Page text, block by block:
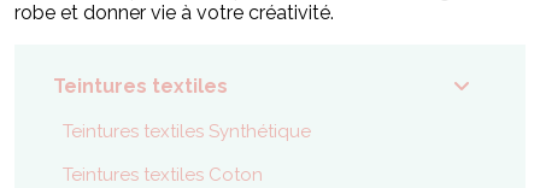
robe et donner vie à votre créativité.
Teintures textiles
Teintures textiles Synthétique
Teintures textiles Coton